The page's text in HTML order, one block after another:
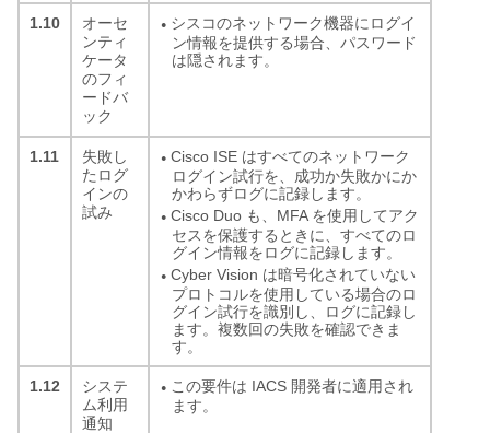
1.10
オーセ
ンティ
ケータ
のフィ
ードバ
ック
● シスコのネットワーク機器にログイ
ン情報を提供する場合、パスワード
は隠されます。
1.11
失敗し
たログ
インの
試み
● Cisco ISE はすべてのネットワーク
ログイン試行を、成功か失敗かにか
かわらずログに記録します。
● Cisco Duo も、MFA を使用してアク
セスを保護するときに、すべてのロ
グイン情報をログに記録します。
● Cyber Vision は暗号化されていない
プロトコルを使用している場合のロ
グイン試行を識別し、ログに記録し
ます。複数回の失敗を確認できま
す。
1.12
システ
ム利用
通知
● この要件は IACS 開発者に適用され
ます。